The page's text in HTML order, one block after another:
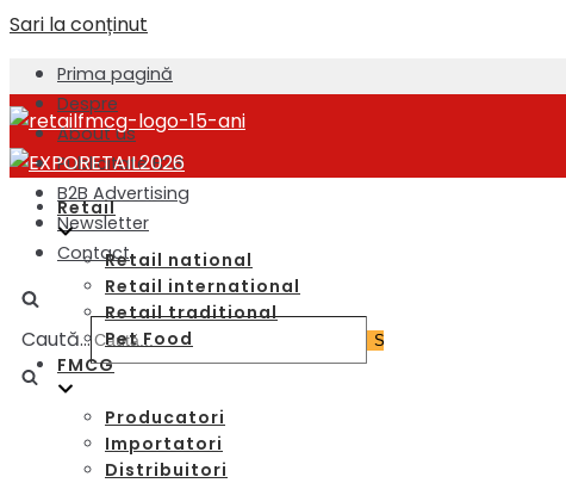
Sari la conținut
Prima pagină
Despre
About us
Publicitate B2B
B2B Advertising
Newsletter
Contact
Caută...
Retail
Retail national
Retail international
Retail traditional
Pet Food
FMCG
Producatori
Importatori
Distribuitori